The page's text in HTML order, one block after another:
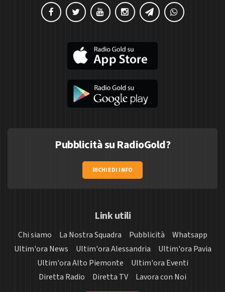
Pubblicità su RadioGold?
RICHIEDI INFO
Link utili
Chi siamo La Nostra Squadra Pubblicità
Whatsapp
Ultim'ora News
Ultim'ora Alessandria
Ultim'ora Pavia
Ultim'ora Alto Piemonte
Ultim'ora Eventi
Diretta Radio
Diretta TV Lavora con Noi